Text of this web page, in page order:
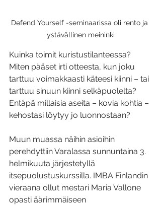
Defend Yourself -seminaarissa oli rento ja
ystävällinen meininki
Kuinka toimit kuristustilanteessa?
Miten pääset irti otteesta, kun joku
tarttuu voimakkaasti käteesi kiinni – tai
tarttuu sinuun kiinni selkäpuolelta?
Entäpä millaisia aseita – kovia kohtia –
kehostasi löytyy jo luonnostaan?
Muun muassa näihin asioihin
perehdyttiin Varalassa sunnuntaina 3.
helmikuuta järjestetyllä
itsepuolustuskurssilla. IMBA Finlandin
vieraana ollut mestari Maria Vallone
opasti äärimmäiseen